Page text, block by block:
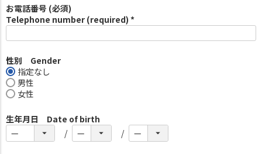
お電話番号 (必須)
Telephone number (required) *
性別 Gender
指定なし
男性
女性
生年月日 Date of birth